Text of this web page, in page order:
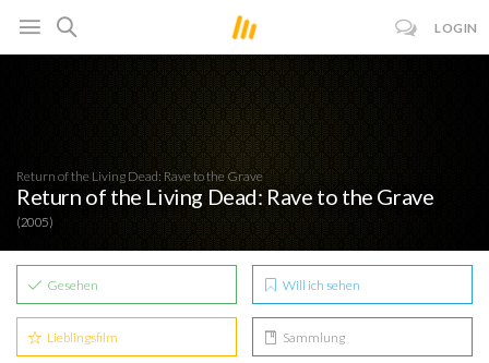
LOGIN
Return of the Living Dead: Rave to the Grave
Return of the Living Dead: Rave to the Grave
(2005)
Gesehen Will ich sehen
Lieblingsfilm Sammlung